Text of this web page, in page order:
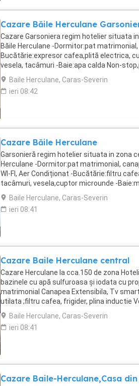
Cazare Băile Herculane
Cazare Garsoniera regim hotelier situata
Băile Herculane -Dormitor:pat
Bucătărie:expresor cafea,plită electrica,
vesela, tacâmuri -Baie:apa calda Non-
Wi-Fi, AC Atracții turistice:bazinele ...
Baile Herculane, Caras-Severin
ieri 08:42
Cazare Băile Herculane
Garsonieră regim hotelier situata in zona
Herculane -Dormitor:pat matrimonial,
WI-FI, Aer Condiționat -Bucătărie:filtru
tacâmuri, vesela,cuptor microunde -
Non-Stop,prosoape corp, ...
Baile Herculane, Caras-Severin
ieri 08:41
Cazare Baile Herculane central
Cazare Herculane la cca.150 de zona
bazinele cu apă sulfuroasa și iodata cu
matrimonial Canapea Extensibila, Tv
utilata ;filtru cafea, frigider, plina inductie
Turistice:Valea Cernei, ...
Baile Herculane, Caras-Severin
ieri 08:41
Cazare Baile-Herculane,Casa